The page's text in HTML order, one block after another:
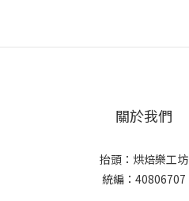
關於我們
抬頭：烘焙樂工坊
統編：40806707